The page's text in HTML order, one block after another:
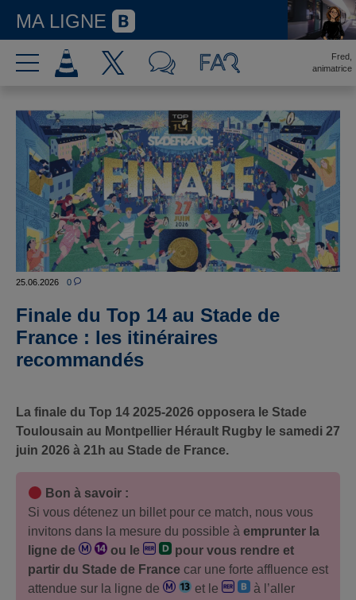
MA LIGNE
Fred,
animatrice
25.06.2026 0
Finale du Top 14 au Stade de
France : les itinéraires
recommandés
La finale du Top 14 2025-2026 opposera le Stade
Toulousain au Montpellier Hérault Rugby le samedi 27
juin 2026 à 21h au Stade de France.
Bon à savoir :
Si vous détenez un billet pour ce match, nous vous
invitons dans la mesure du possible à emprunter la
ligne de
ou le
pour vous rendre et
partir du Stade de France car une forte affluence est
attendue sur la ligne de
et le
à l’aller